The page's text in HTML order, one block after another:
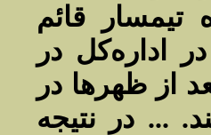
تيمسار قائم
اداره‌كل در
از ظهرها در
... در نتيجه